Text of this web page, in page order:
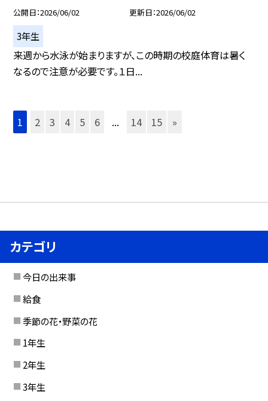
公開日 2026/06/02 更新日 2026/06/02
3年生
来週から水泳が始まりますが、この時期の校庭体育は暑く
なるので注意が必要です。１日...
1 2 3 4 5 6 ... 14 15 »
カテゴリ
今日の出来事
給食
季節の花・野菜の花
1年生
2年生
3年生